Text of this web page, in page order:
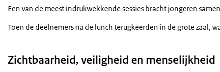
Een van de meest indrukwekkende sessies bracht jongeren
Toen de deelnemers na de lunch terugkeerden in de grote zaal,
Zichtbaarheid, veiligheid en menselijkheid